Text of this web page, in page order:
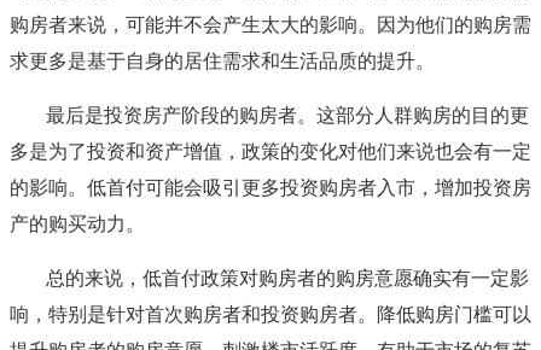
购房者来说，可能并不会产生太大的影响。因为他们的购房需
求更多是基于自身的居住需求和生活品质的提升。
最后是投资房产阶段的购房者。这部分人群购房的目的更
多是为了投资和资产增值，政策的变化对他们来说也会有一定
的影响。低首付可能会吸引更多投资购房者入市，增加投资房
产的购买动力。
总的来说，低首付政策对购房者的购房意愿确实有一定影
响，特别是针对首次购房者和投资购房者。降低购房门槛可以